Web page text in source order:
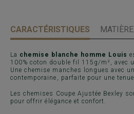
CARACTÉRISTIQUES
La chemise blanche homme Louis
100% coton double fil 115g/m², avec
Une chemise manches longues avec
contemporaine, parfaite pour une
Les chemises Coupe Ajustée Bexley
pour offrir élégance et confort.